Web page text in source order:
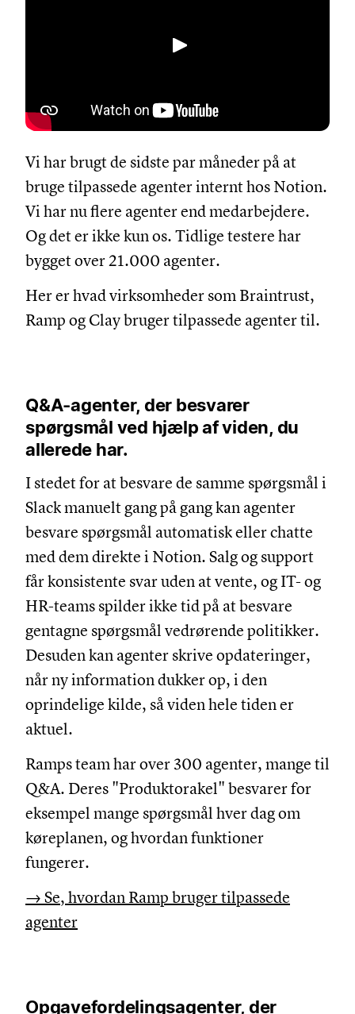
Afspil
Vi har brugt de sidste par måneder på at
bruge tilpassede agenter internt hos Notion.
Vi har nu flere agenter end medarbejdere.
Og det er ikke kun os. Tidlige testere har
bygget over 21.000 agenter.
Her er hvad virksomheder som Braintrust,
Ramp og Clay bruger tilpassede agenter til.
Q&A-agenter, der besvarer
spørgsmål ved hjælp af viden, du
allerede har.
I stedet for at besvare de samme spørgsmål i
Slack manuelt gang på gang kan agenter
besvare spørgsmål automatisk eller chatte
med dem direkte i Notion. Salg og support
får konsistente svar uden at vente, og IT- og
HR-teams spilder ikke tid på at besvare
gentagne spørgsmål vedrørende politikker.
Desuden kan agenter skrive opdateringer,
når ny information dukker op, i den
oprindelige kilde, så viden hele tiden er
aktuel.
Ramps team har over 300 agenter, mange til
Q&A. Deres "Produktorakel" besvarer for
eksempel mange spørgsmål hver dag om
køreplanen, og hvordan funktioner
fungerer.
→ Se, hvordan Ramp bruger tilpassede
agenter
Opgavefordelingsagenter, der